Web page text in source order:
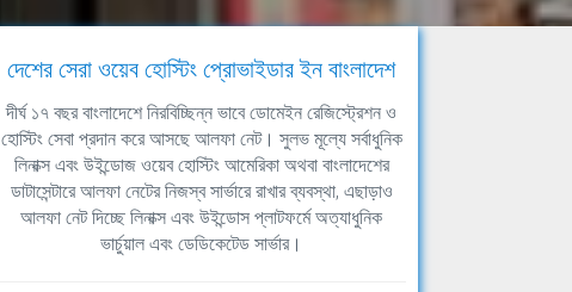
দেশের সেরা ওয়েব হোস্টিং প্রোভাইডার ইন বাংলাদেশ
দীর্ঘ ১৭ বছর বাংলাদেশে নিরবিচ্ছিন্ন ভাবে ডোমেইন রেজিস্ট্রেশন ও
হোস্টিং সেবা প্রদান করে আসছে আলফা নেট। সুলভ মূল্যে সর্বাধুনিক
লিনাক্স এবং উইন্ডোজ ওয়েব হোস্টিং আমেরিকা অথবা বাংলাদেশের
ডাটাসেন্টারে আলফা নেটের নিজস্ব সার্ভারে রাখার ব্যবস্থা, এছাড়াও
আলফা নেট দিচ্ছে লিনাক্স এবং উইন্ডোস প্লাটফর্মে অত্যাধুনিক
ভার্চুয়াল এবং ডেডিকেটেড সার্ভার।